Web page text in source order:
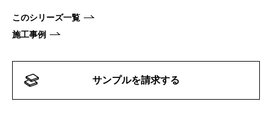
このシリーズ一覧
施工事例
サンプルを請求する